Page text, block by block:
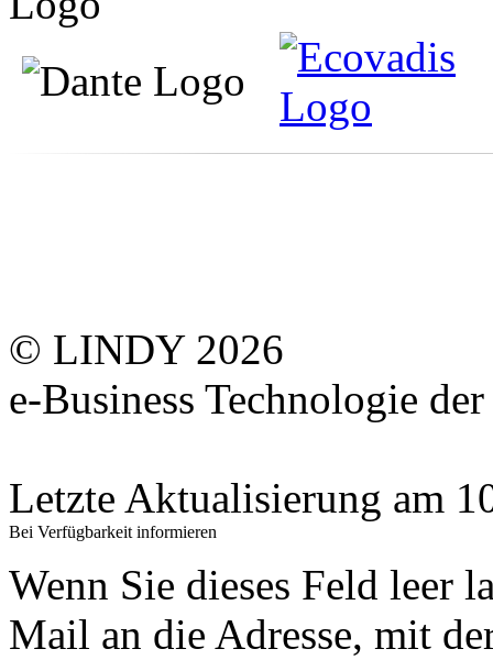
© LINDY 2026
e-Business Technologie
Letzte Aktualisierung am
Bei Verfügbarkeit informieren
Wenn Sie dieses Feld leer
Mail an die Adresse, mit